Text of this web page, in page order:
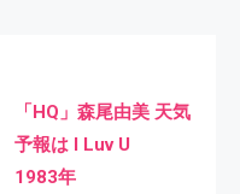
「HQ」森尾由美 天気
予報は I Luv U
1983年